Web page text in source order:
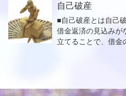
自己破産
■自己破産とは自己
借金返済の見込みが
立てることで、借